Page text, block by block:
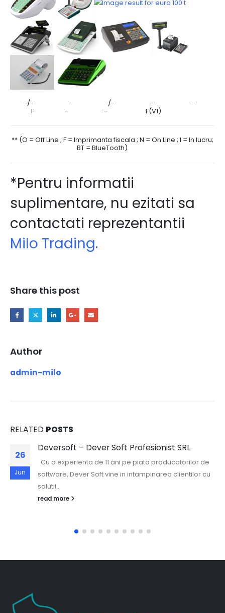
-/- – -/- – –
F – – F(V1)
** (O = Off Line ; F = Imprimanta fiscala ; N = On Line ; I = In lucru;
BT = BlueTooth)
*Pentru informatii
suplimentare, nu ezitati sa
contactati reprezentantii
Milo Trading.
Share this post
Author
admin-milo
RELATED POSTS
26
Jun
Deversoft – Dever Soft Profesionist SRL
Cu o experienta de 11 ani pe piata producatorilor de
software, Dever Soft vine in intampinarea clientilor cu
solutii...
read more